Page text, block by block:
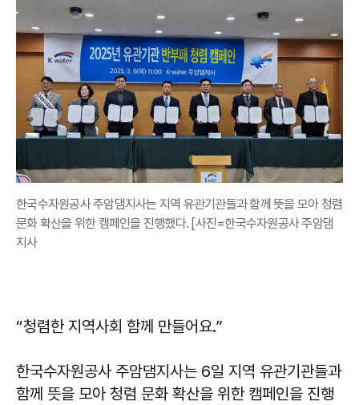
한국수자원공사 주암댐지사는 지역 유관기관들과 함께 뜻을 모아 청렴
문화 확산을 위한 캠페인을 진행했다. [사진=한국수자원공사 주암댐
지사
“청렴한 지역사회 함께 만들어요.”
한국수자원공사 주암댐지사는 6일 지역 유관기관들과
함께 뜻을 모아 청렴 문화 확산을 위한 캠페인을 진행